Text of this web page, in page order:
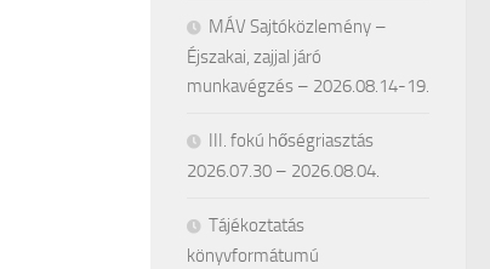
MÁV Sajtóközlemény –
Éjszakai, zajjal járó
munkavégzés – 2026.08.14-19.
III. fokú hőségriasztás
2026.07.30 – 2026.08.04.
Tájékoztatás
könyvformátumú